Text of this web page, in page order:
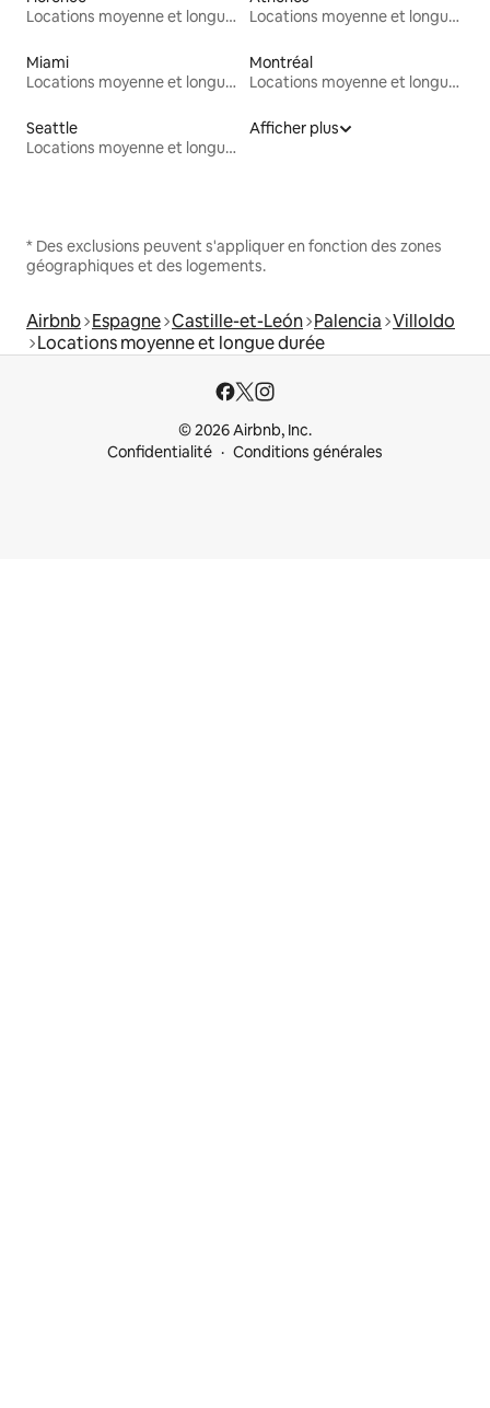
Locations moyenne et longue durée
Locations moyenne et longue durée
Miami
Locations moyenne et longue durée
Montréal
Locations moyenne et longue durée
Seattle
Locations moyenne et longue durée
Afficher plus
* Des exclusions peuvent s'appliquer en fonction des zones
géographiques et des logements.
Airbnb Espagne Castille-et-León Palencia Villoldo
Locations moyenne et longue durée
© 2026 Airbnb, Inc.
Confidentialité
Conditions générales